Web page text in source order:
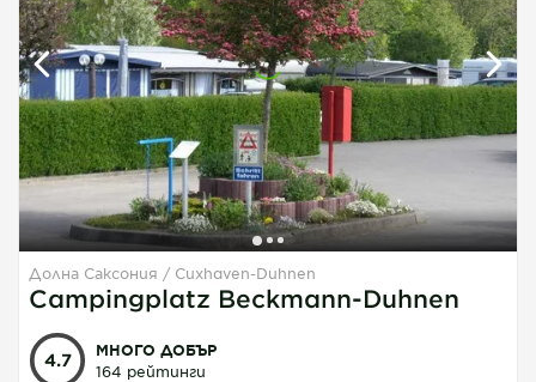
1 1 1
Долна Саксония Cuxhaven-Duhnen
Campingplatz Beckmann-Duhnen
4.7
МНОГО ДОБЪР
164 рейтинги